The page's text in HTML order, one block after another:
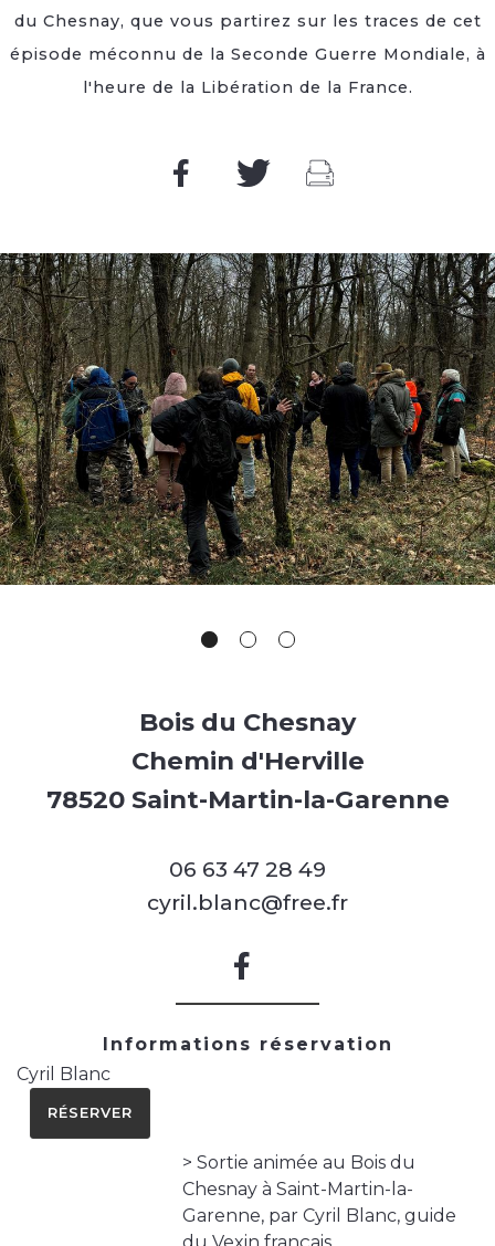
du Chesnay, que vous partirez sur les traces de cet
épisode méconnu de la Seconde Guerre Mondiale, à
l'heure de la Libération de la France.
Bois du Chesnay
Chemin d'Herville
78520 Saint-Martin-la-Garenne
06 63 47 28 49
cyril.blanc@free.fr
Informations réservation
Cyril Blanc
RÉSERVER
> Sortie animée au Bois du
Chesnay à Saint-Martin-la-
Garenne, par Cyril Blanc, guide